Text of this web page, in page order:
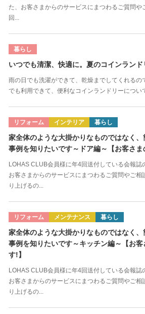
た、お客さまからのサービスにまつわるご質問
回...
暮らし
いつでも清潔、快適に。夏のコインラン
雨の日でも洗濯ができて、乾燥までしてくれるの
でも利用できて、便利なコインランドリーにつ
リフォーム インテリア 暮らし
家全体のような大掛かりなものではなく
事例を知りたいです～ドア編～【お客さま
LOHAS CLUB会員様に年4回送付している会報誌
お客さまからのサービスにまつわるご質問やご相
り上げるの...
リフォーム メンテナンス 暮らし
家全体のような大掛かりなものではなく
事例を知りたいです～キッチン編～【お
す!】
LOHAS CLUB会員様に年4回送付している会報誌
お客さまからのサービスにまつわるご質問やご相
り上げるの...